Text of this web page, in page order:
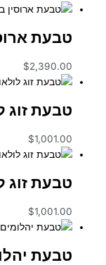
טבעת
$2,390.00
טבעת זוג
$1,001.00
טבעת זוג
$1,001.00
טבעת